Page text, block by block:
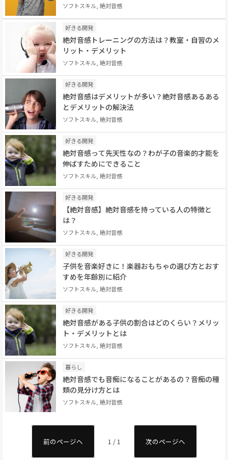
ソフトスキル, 絶対音感
好きる開発
絶対音感トレーニングの方法は？教室・自習のメ
リット・デメリット
ソフトスキル, 絶対音感
好きる開発
絶対音感はデメリットが多い？絶対音感あるある
とデメリットの解決法
ソフトスキル, 絶対音感
好きる開発
‌絶‌対‌音‌感っ‌て‌先‌天‌性‌な‌の？‌わ‌が‌子の‌音‌楽‌的‌才‌能‌を‌
伸‌ば‌すためにできること
ソフトスキル, 絶対音感
好きる開発
【絶対音感】絶対音感を持っている人の特徴と
は？
ソフトスキル, 絶対音感
好きる開発
子供を音楽好きに！楽器おもちゃの選び方とおす
すめを年齢別に紹介
ソフトスキル, 絶対音感
好きる開発
絶対音感がある子供の割合はどのくらい？メリッ
ト・デメリットとは
ソフトスキル, 絶対音感
暮らし
絶対音感でも音痴になることがあるの？音痴の種
類の見分け方とは
ソフトスキル, 絶対音感
前のページへ 1 / 1 次のページへ